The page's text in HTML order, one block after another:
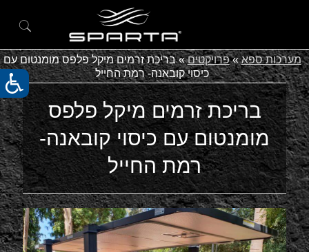
מערכות ספא»פרויקטים»בריכת זרמים מיקל פלפס מומנטום עם
כיסוי קובאנה- רמת החייל
בריכת זרמים מיקל פלפס
מומנטום עם כיסוי קובאנה-
רמת החייל